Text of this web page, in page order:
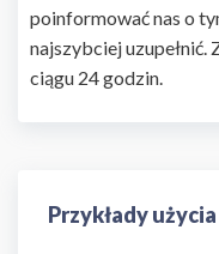
poinformować nas o
najszybciej uzupełnić.
ciągu 24 godzin.
Przykłady